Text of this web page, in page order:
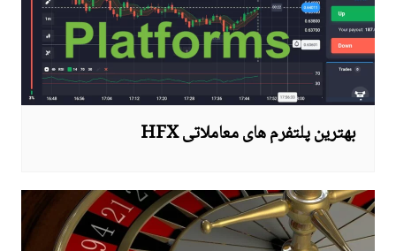
بهترین پلتفرم های معاملاتی HFX